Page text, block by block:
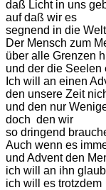
daß Licht in uns
auf daß wir es
segnend in die
Der Mensch zum
über alle Grenzen
und der die Seelen
Ich will an einen
den unsere Zeit
und den nur
doch den wir
so dringend
Auch wenn es
und Advent den
ich will an ihn
ich will es trotzdem